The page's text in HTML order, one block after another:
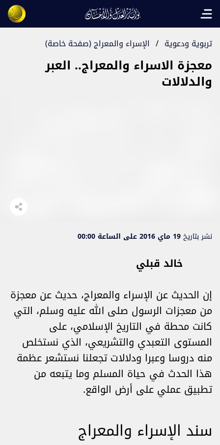
Open main menu
تربوية ودعوية / الإسراء والمعراج (صفحة خاصة)
معجزة الاسراء والمعراج.. العبر
والدلالات
نشر بتاريخ19 ماي 2016 على الساعة 00:00
خالد قبلي
إن الحديث عن الإسراء والمعراج، حديث عن معجزة
من معجزات الرسول صلى الله عليه وسلم، التي
كانت محطة في التاريخ الإسلامي، على
المستوى التعبدي والتشريعي، الذي نستخلص
منه دروسا وعبرا ودلالات تجعلنا نستشعر عظمة
هذا الحدث في حياة المسلم وما يتبعه من
تطبيق عملي على أرض الواقع.
سند الإسراء والمعراج